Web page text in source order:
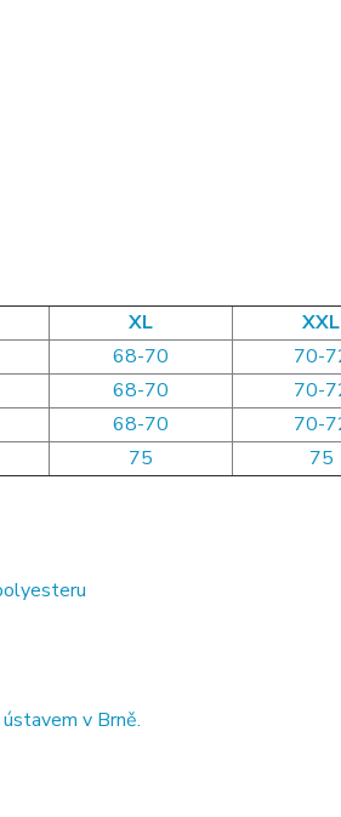
XL
XXL
68-70
70-
68-70
70-
68-70
70-
75 75
v Brně.